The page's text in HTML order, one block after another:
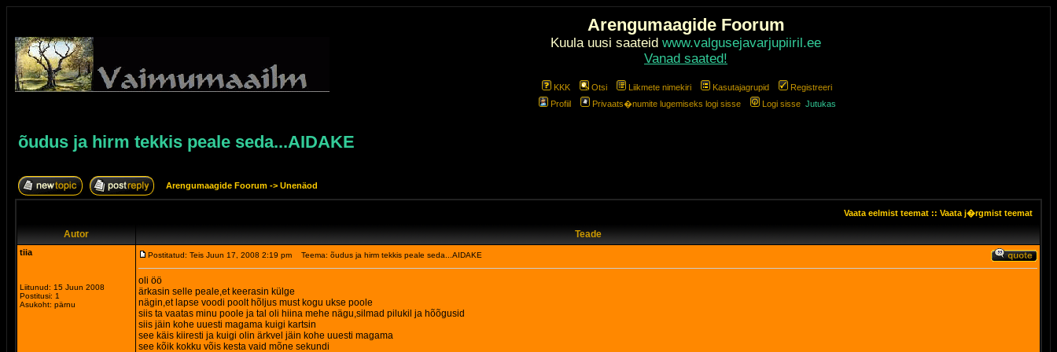
Arengumaagide Foorum
Kuula uusi saateid www.valgusejavarjupiiril.ee
Vanad saated!
KKK Otsi Liikmete nimekiri Kasutajagrupid
Registreeri
Profiil
Privaats�numite lugemiseks logi sisse Logi sisse Jutukas
õudus ja hirm tekkis peale seda...AIDAKE
Arengumaagide Foorum -> Unenäod
Vaata eelmist teemat :: Vaata j�rgmist teemat
Autor Teade
tiia
Liitunud: 15 Juun 2008
Postitusi: 1
Asukoht: pärnu
Postitatud: Teis Juun 17, 2008 2:19 pm Teema: õudus ja hirm tekkis peale seda...AIDAKE
oli öö
ärkasin selle peale,et keerasin külge
nägin,et lapse voodi poolt hõljus must kogu ukse poole
siis ta vaatas minu poole ja tal oli hiina mehe nägu,silmad pilukil ja hõõgusid
siis jäin kohe uuesti magama kuigi kartsin
see käis kiiresti ja kuigi olin ärkvel jäin kohe uuesti magama
see kõik kokku võis kesta vaid mõne sekundi